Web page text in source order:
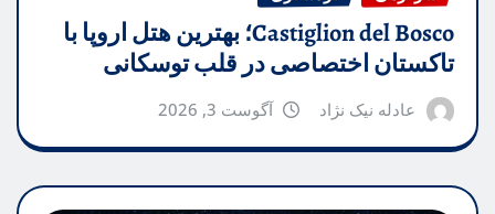
Castiglion del Bosco؛ بهترین هتل اروپا با
تاکستان اختصاصی در قلب توسکانی
عادله نیک نژاد آگوست 3, 2026